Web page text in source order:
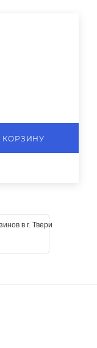
КОРЗИНУ
в г. Твери